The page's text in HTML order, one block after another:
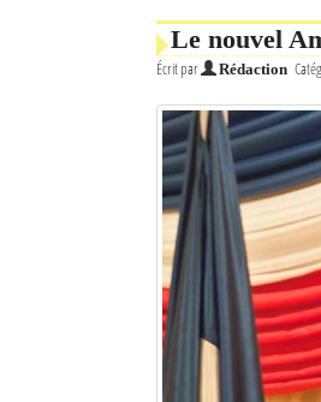
L'actualité du tourisme
Sites touristiques
Diego Suarez Pratique
Le nouvel
Écrit par Rédaction